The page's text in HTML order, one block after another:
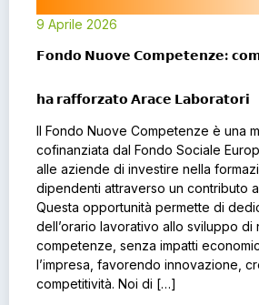
9 Aprile 2026
𝗙𝗼𝗻𝗱𝗼 𝗡𝘂𝗼𝘃𝗲 𝗖𝗼𝗺𝗽𝗲𝘁𝗲𝗻𝘇𝗲:
𝗵𝗮 𝗿𝗮𝗳𝗳𝗼𝗿𝘇𝗮𝘁𝗼 𝗔𝗿𝗮𝗰𝗲 𝗟𝗮𝗯𝗼𝗿𝗮𝘁𝗼𝗿𝗶
Il Fondo Nuove Competenze è una
cofinanziata dal Fondo Sociale
alle aziende di investire nella
dipendenti attraverso un contributo
Questa opportunità permette di
dell’orario lavorativo allo sviluppo di
competenze, senza impatti
l’impresa, favorendo innovazione,
competitività. Noi di […]